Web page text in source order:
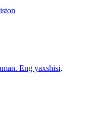
Eng yaxshisi,